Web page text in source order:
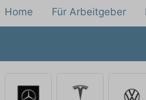
Home Für Arbeitgeber